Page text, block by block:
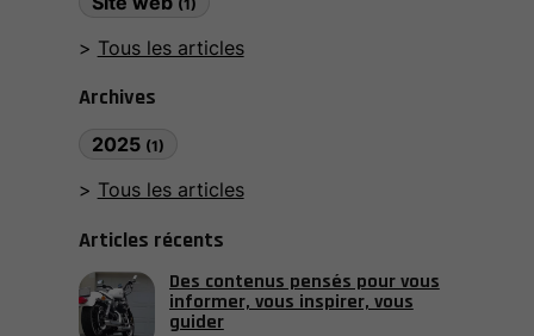
(1)
Tous les articles
Archives
2025 (1)
Tous les articles
Articles récents
Des contenus pensés pour vous
informer, vous inspirer, vous
guider